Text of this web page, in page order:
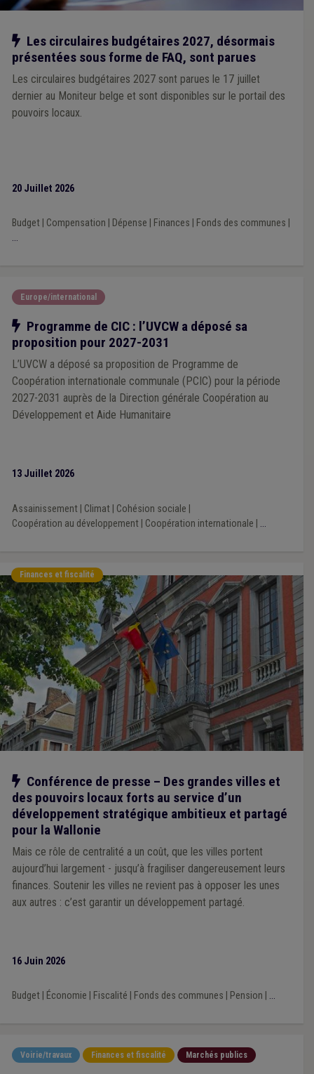
Notre action
Les circulaires budgétaires 2027, désormais
présentées sous forme de FAQ, sont parues
Les circulaires budgétaires 2027 sont parues le 17 juillet
dernier au Moniteur belge et sont disponibles sur le portail des
pouvoirs locaux.
20 Juillet 2026
Budget| Compensation Dépense Finances Fonds des communes
...
Europe/international
Notre action
Programme de CIC : l’UVCW a déposé sa
proposition pour 2027-2031
L’UVCW a déposé sa proposition de Programme de
Coopération internationale communale (PCIC) pour la période
2027-2031 auprès de la Direction générale Coopération au
Développement et Aide Humanitaire
13 Juillet 2026
Assainissement| Climat| Cohésion sociale
Coopération au développement| Coopération internationale ...
Finances et fiscalité
Notre action
Conférence de presse – Des grandes villes et
des pouvoirs locaux forts au service d’un
développement stratégique ambitieux et partagé
pour la Wallonie
Mais ce rôle de centralité a un coût, que les villes portent
aujourd’hui largement - jusqu’à fragiliser dangereusement leurs
finances. Soutenir les villes ne revient pas à opposer les unes
aux autres : c’est garantir un développement partagé.
16 Juin 2026
Budget| Économie Fiscalité Fonds des communes Pension ...
Voirie/travaux Finances et fiscalité Marchés publics